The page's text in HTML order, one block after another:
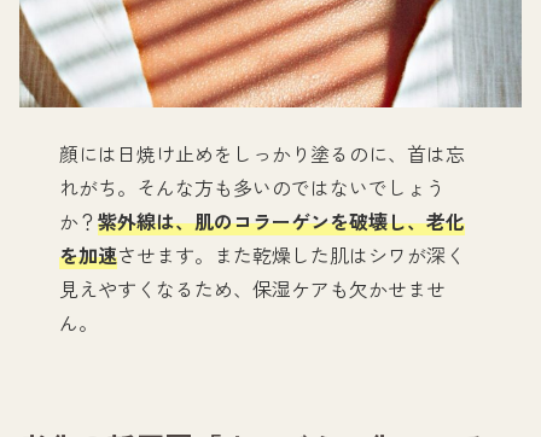
顔には日焼け止めをしっかり塗るのに、首は忘
れがち。そんな方も多いのではないでしょう
か？紫外線は、肌のコラーゲンを破壊し、老化
を加速させます。また乾燥した肌はシワが深く
見えやすくなるため、保湿ケアも欠かせませ
ん。